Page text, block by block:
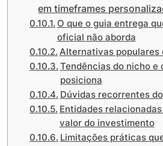
em timeframes
O que o guia entrega
oficial não aborda
Alternativas populares
Tendências do nicho e
posiciona
Dúvidas recorrentes
Entidades
valor do investimento
Limitações práticas